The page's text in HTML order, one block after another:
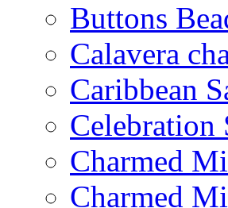
Buttons
Calavera
Caribbean
Celebration
Charmed
Charmed